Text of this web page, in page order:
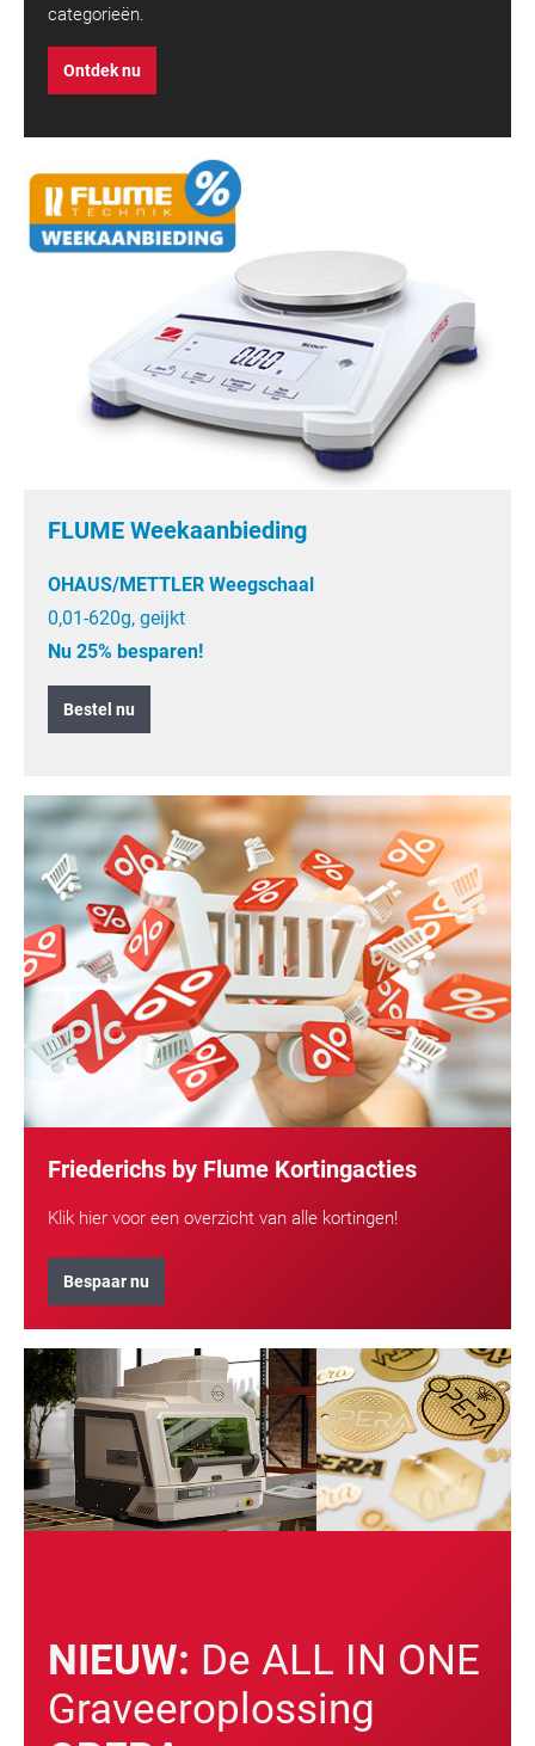
categorieën.
Ontdek nu
FLUME Weekaanbieding
OHAUS/METTLER Weegschaal
0,01-620g, geijkt
Nu 25% besparen!
Bestel nu
Friederichs by Flume Kortingacties
Klik hier voor een overzicht van alle kortingen!
Bespaar nu
NIEUW: De ALL IN ONE
Graveeroplossing